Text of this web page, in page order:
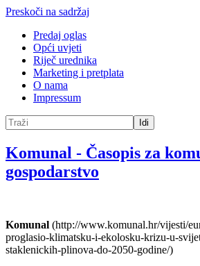
Preskoči na sadržaj
Predaj oglas
Opći uvjeti
Riječ urednika
Marketing i pretplata
O nama
Impressum
Idi
Komunal - Časopis za
gospodarstvo
Komunal (http://www.komunal.hr/vijesti/
proglasio-klimatsku-i-ekolosku-krizu-u-
staklenickih-plinova-do-2050-godine/)